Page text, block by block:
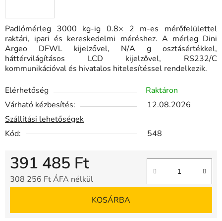
Padlómérleg 3000 kg-ig 0.8× 2 m-es mérőfelülettel
raktári, ipari és kereskedelmi méréshez. A mérleg Dini
Argeo DFWL kijelzővel, N/A g osztásértékkel,
háttérvilágításos LCD kijelzővel, RS232/C
kommunikációval és hivatalos hitelesítéssel rendelkezik.
Elérhetőség
Raktáron
Várható kézbesítés:
12.08.2026
Szállítási lehetőségek
Kód:
548
391 485 Ft
308 256 Ft ÁFA nélkül
KOSÁRBA